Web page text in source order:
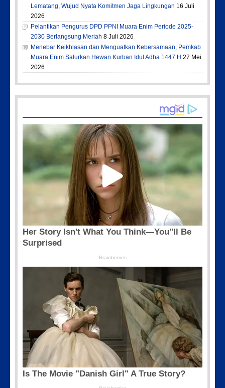
Lematang, Wujud Nyata Komitmen Jaga Lingkungan 16 Juli
2026
Pelantikan Pengurus DPD PPNI Muara Enim Periode 2025-
2030 Berlangsung Meriah 8 Juli 2026
Menebar Keikhlasan dan Menguatkan Kebersamaan, Pemkab
Muara Enim Salurkan Hewan Kurban Idul Adha 1447 H 27 Mei
2026